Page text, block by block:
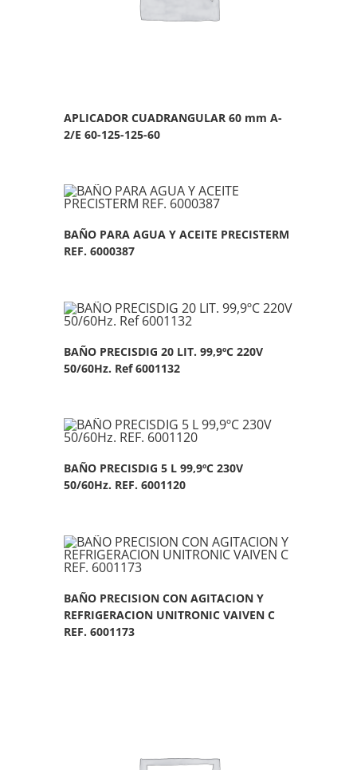
APLICADOR CUADRANGULAR 60 mm A-
2/E 60-125-125-60
BAÑO PARA AGUA Y ACEITE PRECISTERM
REF. 6000387
BAÑO PRECISDIG 20 LIT. 99,9ºC 220V
50/60Hz. Ref 6001132
BAÑO PRECISDIG 5 L 99,9ºC 230V
50/60Hz. REF. 6001120
BAÑO PRECISION CON AGITACION Y
REFRIGERACION UNITRONIC VAIVEN C
REF. 6001173